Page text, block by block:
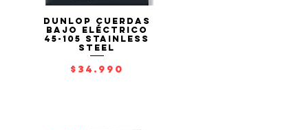
Vista rápida
Dunlop Cuerdas
Bajo Eléctrico
45-105 Stainless
Steel
Precio
$34.990